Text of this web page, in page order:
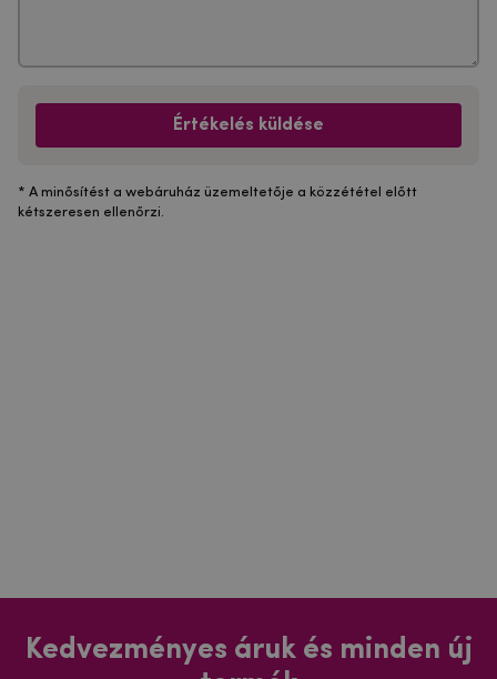
Értékelés küldése
* A minősítést a webáruház üzemeltetője a közzététel előtt
kétszeresen ellenőrzi.
Kedvezményes áruk és minden új